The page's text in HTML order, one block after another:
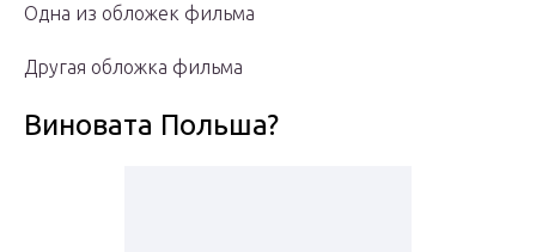
Одна из обложек фильма
Другая обложка фильма
Виновата Польша?